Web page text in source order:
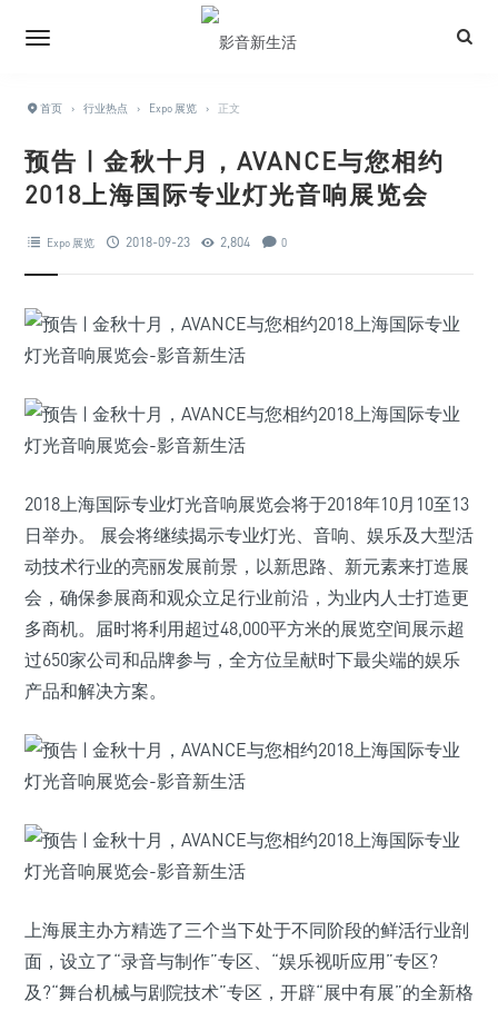
首页 › 行业热点 › Expo 展览 › 正文
预告 | 金秋十月，AVANCE与您相约
2018上海国际专业灯光音响展览会
Expo 展览 2018-09-23 2,804 0
2018上海国际专业灯光音响展览会将于2018年10月10至13
日举办。 展会将继续揭示专业灯光、音响、娱乐及大型活
动技术行业的亮丽发展前景，以新思路、新元素来打造展
会，确保参展商和观众立足行业前沿，为业内人士打造更
多商机。届时将利用超过48,000平方米的展览空间展示超
过650家公司和品牌参与，全方位呈献时下最尖端的娱乐
产品和解决方案。
上海展主办方精选了三个当下处于不同阶段的鲜活行业剖
面，设立了“录音与制作”专区、“娱乐视听应用”专区?
及?“舞台机械与剧院技术”专区，开辟“展中有展”的全新格